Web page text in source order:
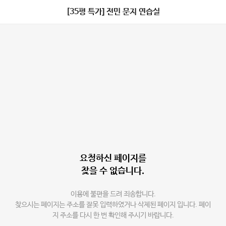
[35평 특가] 전민 문지 연습실
요청하신 페이지를
찾을 수 없습니다.
이용에 불편을 드려 죄송합니다.
찾으시는 페이지는 주소를 잘못 입력하였거나 삭제된 페이지 입니다. 페이
지 주소를 다시 한 번 확인해 주시기 바랍니다.